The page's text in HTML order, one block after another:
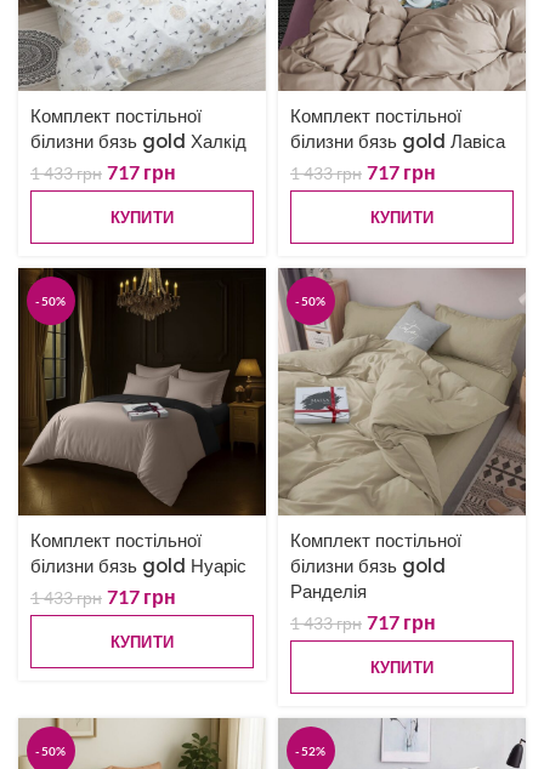
Комплект постільної
білизни бязь gold Халкід
1 433грн 717 грн
КУПИТИ
Комплект постільної
білизни бязь gold Лавіса
1 433грн 717 грн
КУПИТИ
-50%
Комплект постільної
білизни бязь gold Нуаріс
1 433грн 717 грн
КУПИТИ
-50%
Комплект постільної
білизни бязь gold
Ранделія
1 433грн 717 грн
КУПИТИ
-50% -52%